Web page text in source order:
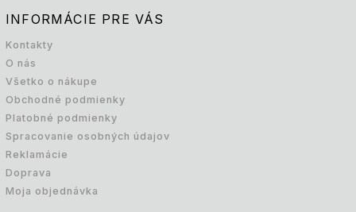
INFORMÁCIE PRE VÁS
Kontakty
O nás
Všetko o nákupe
Obchodné podmienky
Platobné podmienky
Spracovanie osobných údajov
Reklamácie
Doprava
Moja objednávka